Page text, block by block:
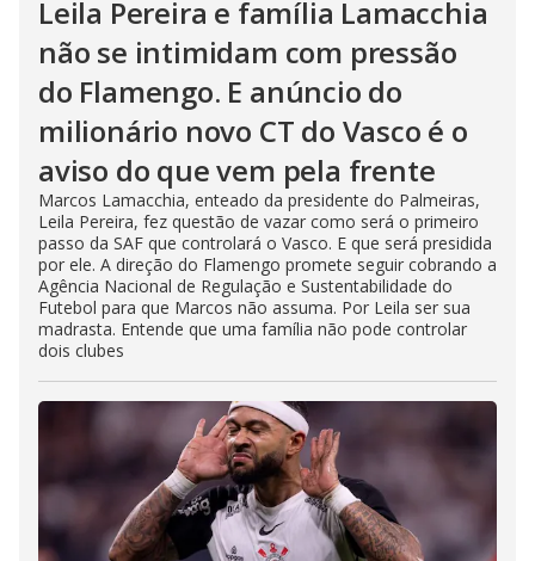
Leila Pereira e família Lamacchia
não se intimidam com pressão
do Flamengo. E anúncio do
milionário novo CT do Vasco é o
aviso do que vem pela frente
Marcos Lamacchia, enteado da presidente do Palmeiras,
Leila Pereira, fez questão de vazar como será o primeiro
passo da SAF que controlará o Vasco. E que será presidida
por ele. A direção do Flamengo promete seguir cobrando a
Agência Nacional de Regulação e Sustentabilidade do
Futebol para que Marcos não assuma. Por Leila ser sua
madrasta. Entende que uma família não pode controlar
dois clubes